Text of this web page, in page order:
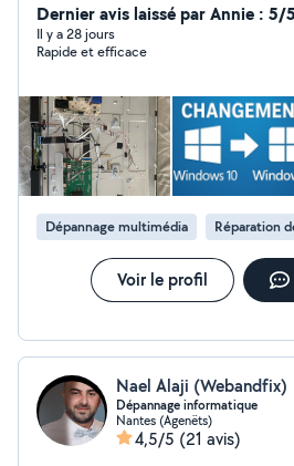
Dernier avis laissé par Annie : 5/5
Il y a 28 jours
Rapide et efficace
Dépannage multimédia Réparation
Voir le profil
Nael Alaji (Webandfix)
Dépannage informatique
Nantes (Agenëts)
4,5/5 (21 avis)